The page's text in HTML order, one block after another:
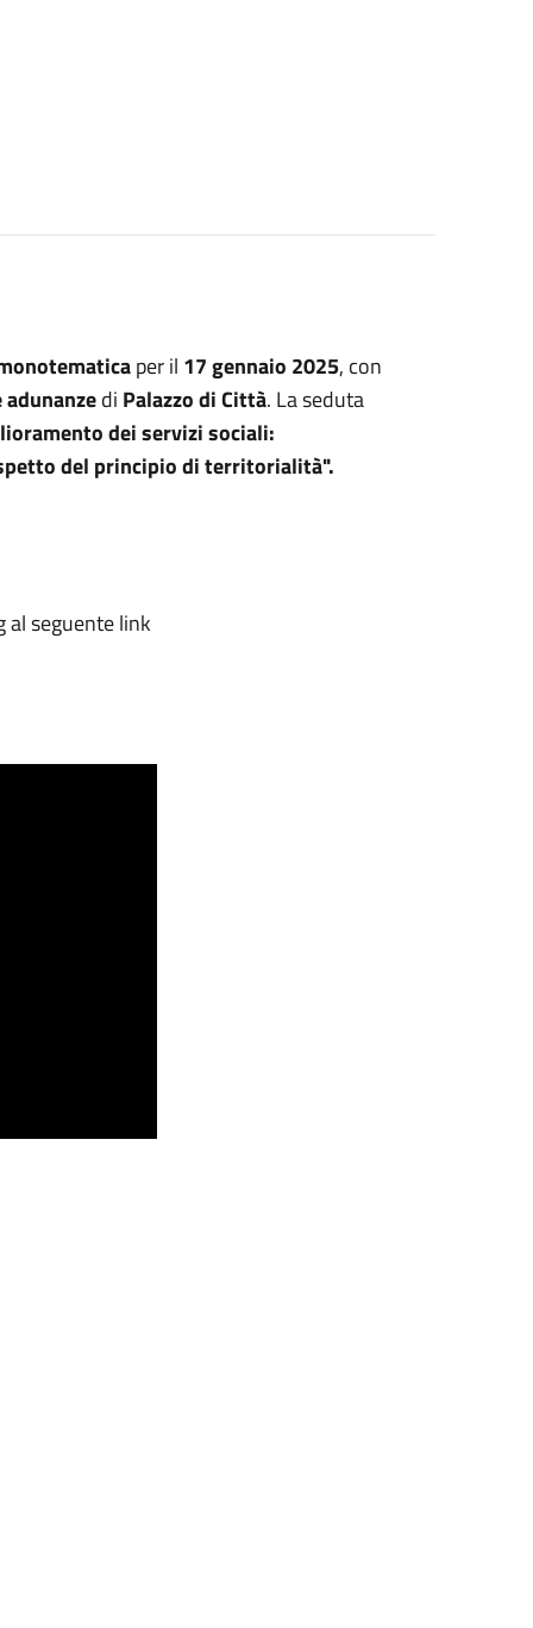
per il 17 gennaio 2025, con
di Palazzo di Città. La seduta
dei servizi sociali:
del principio di territorialità".
al seguente link